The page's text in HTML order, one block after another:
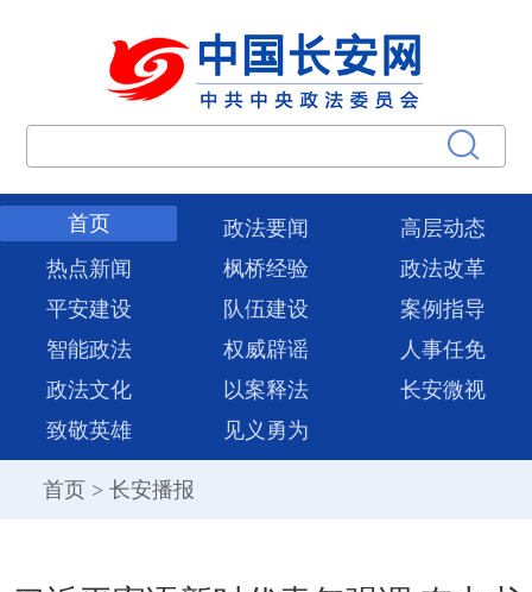
首页 政法要闻
高层动态
热点新闻
枫桥经验
政法改革
平安建设
队伍建设
案例指导
智能政法
权威辟谣
人事任免
政法文化
以案释法
长安微视
致敬英雄
见义勇为
首页 > 长安播报